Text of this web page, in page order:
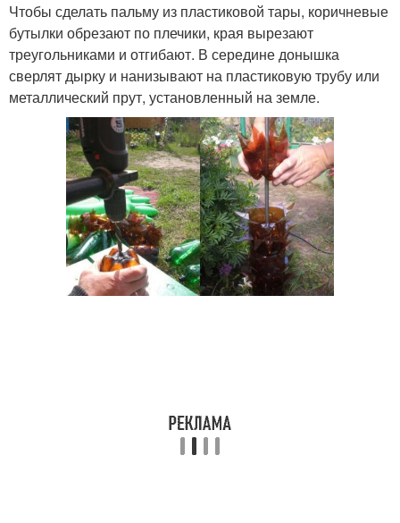
Чтобы сделать пальму из пластиковой тары, коричневые
бутылки обрезают по плечики, края вырезают
треугольниками и отгибают. В середине донышка
сверлят дырку и нанизывают на пластиковую трубу или
металлический прут, установленный на земле.